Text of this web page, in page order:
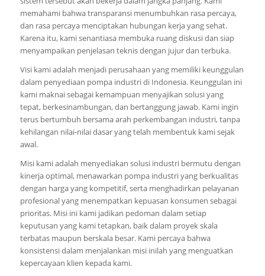
memahami bahwa transparansi menumbuhkan rasa percaya,
dan rasa percaya menciptakan hubungan kerja yang sehat.
Karena itu, kami senantiasa membuka ruang diskusi dan siap
menyampaikan penjelasan teknis dengan jujur dan terbuka.
Visi kami adalah menjadi perusahaan yang memiliki keunggulan
dalam penyediaan pompa industri di Indonesia. Keunggulan ini
kami maknai sebagai kemampuan menyajikan solusi yang
tepat, berkesinambungan, dan bertanggung jawab. Kami ingin
terus bertumbuh bersama arah perkembangan industri, tanpa
kehilangan nilai-nilai dasar yang telah membentuk kami sejak
awal.
Misi kami adalah menyediakan solusi industri bermutu dengan
kinerja optimal, menawarkan pompa industri yang berkualitas
dengan harga yang kompetitif, serta menghadirkan pelayanan
profesional yang menempatkan kepuasan konsumen sebagai
prioritas. Misi ini kami jadikan pedoman dalam setiap
keputusan yang kami tetapkan, baik dalam proyek skala
terbatas maupun berskala besar. Kami percaya bahwa
konsistensi dalam menjalankan misi inilah yang menguatkan
kepercayaan klien kepada kami.